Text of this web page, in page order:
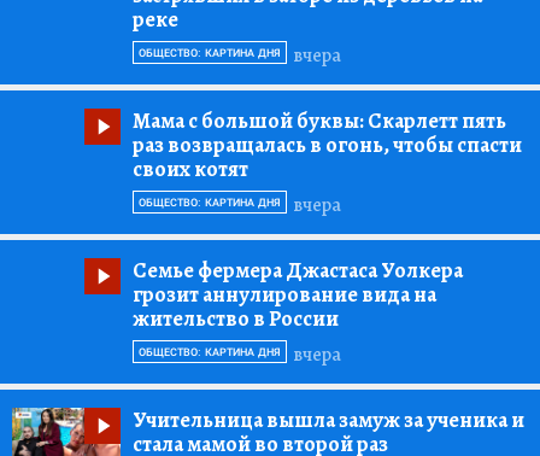
реке
вчера
ОБЩЕСТВО: КАРТИНА ДНЯ
Мама с большой буквы:Скарлетт пять
раз возвращалась в огонь, чтобы спасти
своих котят
вчера
ОБЩЕСТВО: КАРТИНА ДНЯ
Семье фермера Джастаса Уолкера
грозит аннулирование вида на
жительство в России
вчера
ОБЩЕСТВО: КАРТИНА ДНЯ
Учительница вышла замуж за ученика и
стала мамой во второй раз